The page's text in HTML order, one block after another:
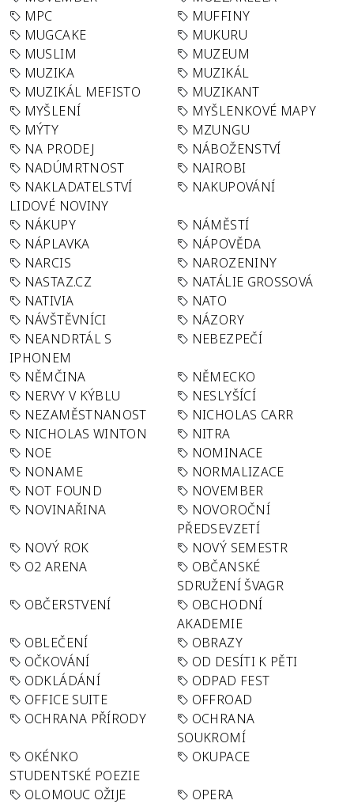
MPC
MUFFINY
MUGCAKE
MUKURU
MUSLIM
MUZEUM
MUZIKA
MUZIKÁL
MUZIKÁL MEFISTO
MUZIKANT
MYŠLENÍ
MYŠLENKOVÉ MAPY
MÝTY
MZUNGU
NA PRODEJ
NÁBOŽENSTVÍ
NADÚMRTNOST
NAIROBI
NAKLADATELSTVÍ
LIDOVÉ NOVINY
NAKUPOVÁNÍ
NÁKUPY
NÁMĚSTÍ
NÁPLAVKA
NÁPOVĚDA
NARCIS
NAROZENINY
NASTAZ.CZ
NATÁLIE GROSSOVÁ
NATIVIA
NATO
NÁVŠTĚVNÍCI
NÁZORY
NEANDRTÁL S
IPHONEM
NEBEZPEČÍ
NĚMČINA
NĚMECKO
NERVY V KÝBLU
NESLYŠÍCÍ
NEZAMĚSTNANOST
NICHOLAS CARR
NICHOLAS WINTON
NITRA
NOE
NOMINACE
NONAME
NORMALIZACE
NOT FOUND
NOVEMBER
NOVINAŘINA
NOVOROČNÍ
PŘEDSEVZETÍ
NOVÝ ROK
NOVÝ SEMESTR
O2 ARENA
OBČANSKÉ
SDRUŽENÍ ŠVAGR
OBČERSTVENÍ
OBCHODNÍ
AKADEMIE
OBLEČENÍ
OBRAZY
OČKOVÁNÍ
OD DESÍTI K PĚTI
ODKLÁDÁNÍ
ODPAD FEST
OFFICE SUITE
OFFROAD
OCHRANA PŘÍRODY
OCHRANA
SOUKROMÍ
OKÉNKO
STUDENTSKÉ POEZIE
OKUPACE
OLOMOUC OŽIJE
OPERA